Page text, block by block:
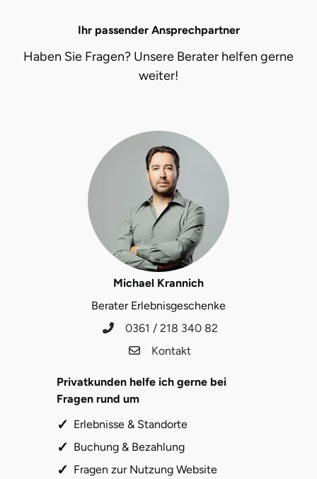
Ihr passender Ansprechpartner
Haben Sie Fragen? Unsere Berater helfen gerne
weiter!
Michael Krannich
Berater Erlebnisgeschenke
0361 / 218 340 82
Kontakt
Privatkunden helfe ich gerne bei
Fragen rund um
Erlebnisse & Standorte
Buchung & Bezahlung
Fragen zur Nutzung Website